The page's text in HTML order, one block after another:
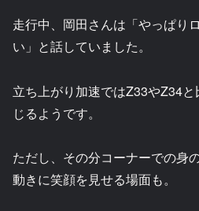
走行中、岡田さんは「やっぱり
い」と話していました。
立ち上がり加速ではZ33やZ34
じるようです。
ただし、その分コーナーでの身
動きに笑顔を見せる場面も。